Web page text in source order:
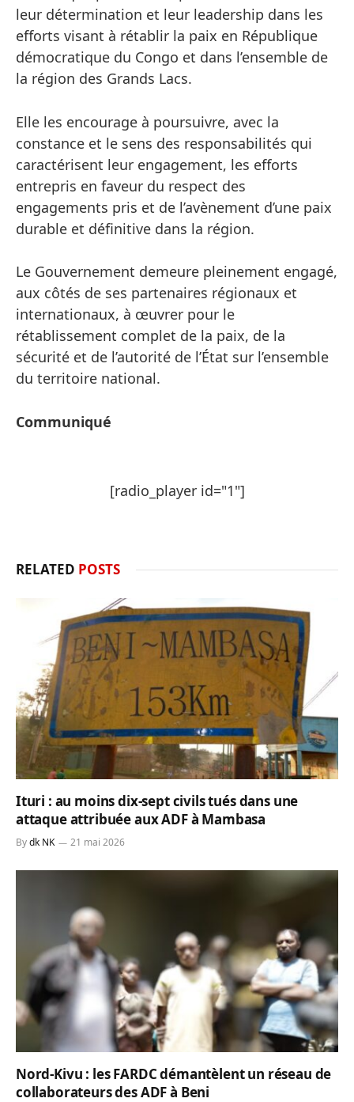
leur détermination et leur leadership dans les
efforts visant à rétablir la paix en République
démocratique du Congo et dans l’ensemble de
la région des Grands Lacs.
Elle les encourage à poursuivre, avec la
constance et le sens des responsabilités qui
caractérisent leur engagement, les efforts
entrepris en faveur du respect des
engagements pris et de l’avènement d’une paix
durable et définitive dans la région.
Le Gouvernement demeure pleinement engagé,
aux côtés de ses partenaires régionaux et
internationaux, à œuvrer pour le
rétablissement complet de la paix, de la
sécurité et de l’autorité de l’État sur l’ensemble
du territoire national.
Communiqué
[radio_player id="1"]
RELATED POSTS
Ituri : au moins dix-sept civils tués dans une
attaque attribuée aux ADF à Mambasa
Bydk NK 21 mai 2026
Nord-Kivu : les FARDC démantèlent un réseau de
collaborateurs des ADF à Beni